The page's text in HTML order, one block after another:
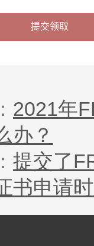
2021年
办？
提交了
书申请